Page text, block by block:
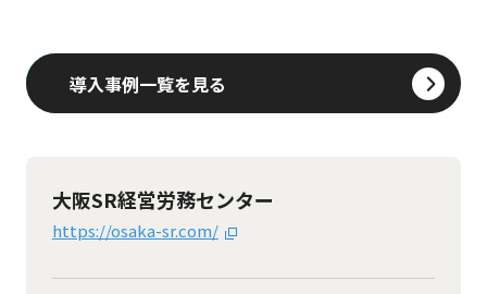
導入事例一覧を見る
大阪SR経営労務センター
https://osaka-sr.com/